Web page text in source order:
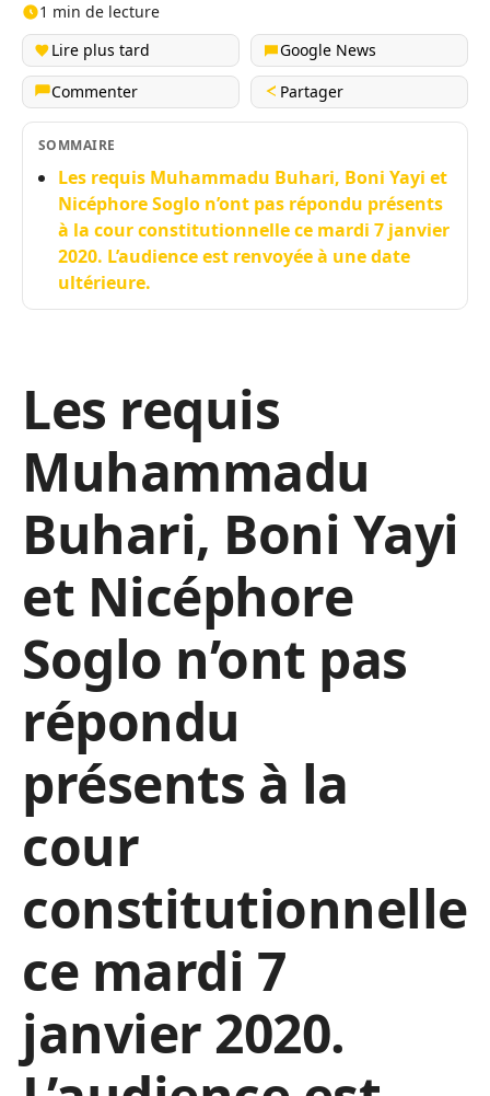
1 min de lecture
Lire plus tard
Google News
Commenter
Partager
SOMMAIRE
Les requis Muhammadu Buhari, Boni Yayi et
Nicéphore Soglo n’ont pas répondu présents
à la cour constitutionnelle ce mardi 7 janvier
2020. L’audience est renvoyée à une date
ultérieure.
Les requis
Muhammadu
Buhari, Boni Yayi
et Nicéphore
Soglo n’ont pas
répondu
présents à la
cour
constitutionnelle
ce mardi 7
janvier 2020.